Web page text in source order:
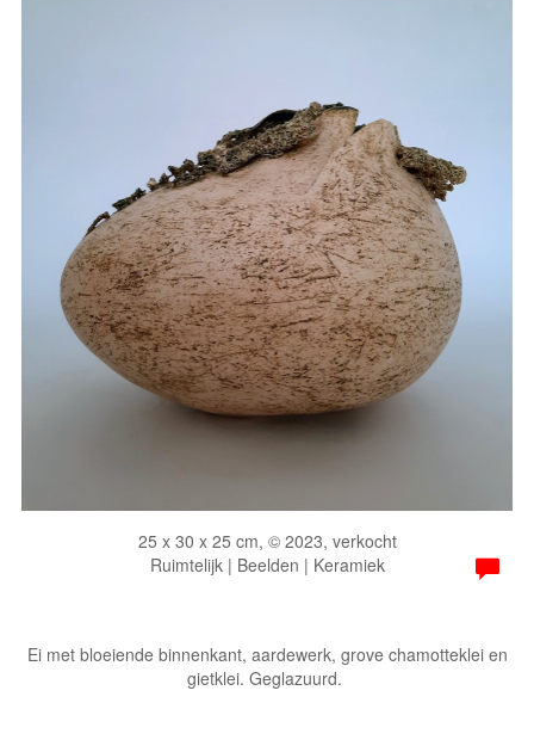
25 x 30 x 25 cm, © 2023, verkocht
Ruimtelijk | Beelden | Keramiek
Ei met bloeiende binnenkant, aardewerk, grove chamotteklei en
gietklei. Geglazuurd.